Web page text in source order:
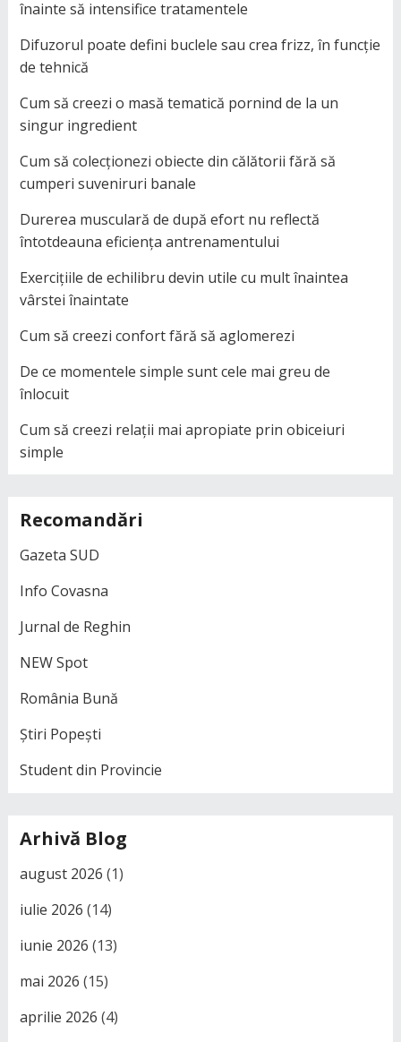
înainte să intensifice tratamentele
Difuzorul poate defini buclele sau crea frizz, în funcție
de tehnică
Cum să creezi o masă tematică pornind de la un
singur ingredient
Cum să colecționezi obiecte din călătorii fără să
cumperi suveniruri banale
Durerea musculară de după efort nu reflectă
întotdeauna eficiența antrenamentului
Exercițiile de echilibru devin utile cu mult înaintea
vârstei înaintate
Cum să creezi confort fără să aglomerezi
De ce momentele simple sunt cele mai greu de
înlocuit
Cum să creezi relații mai apropiate prin obiceiuri
simple
Recomandări
Gazeta SUD
Info Covasna
Jurnal de Reghin
NEW Spot
România Bună
Știri Popești
Student din Provincie
Arhivă Blog
august 2026 (1)
iulie 2026 (14)
iunie 2026 (13)
mai 2026 (15)
aprilie 2026 (4)